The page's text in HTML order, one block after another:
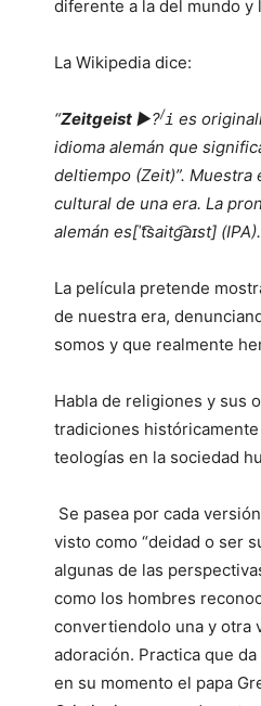
diferente a la del mundo y
La Wikipedia dice:
“Zeitgeist ▶?/i es
idioma alemán que
deltiempo (Zeit)”. Muestra
cultural de una era. La
alemán es[ˈt͡saitg͡aɪst] (IPA).
La película pretende
de nuestra era,
somos y que realmente
Habla de religiones y sus
tradiciones
teologías en la sociedad
Se pasea por cada
visto como “deidad o ser
algunas de las
como los hombres
convertiendolo una y otra
adoración. Practica que
en su momento el papa